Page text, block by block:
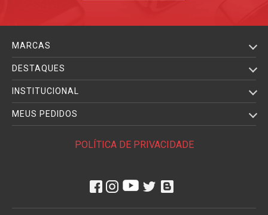
MARCAS
DESTAQUES
INSTITUCIONAL
MEUS PEDIDOS
POLÍTICA DE PRIVACIDADE